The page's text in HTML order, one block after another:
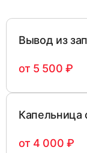
Вывод из
от 5 500 ₽
терапию и
Капельница
от 4 000 ₽